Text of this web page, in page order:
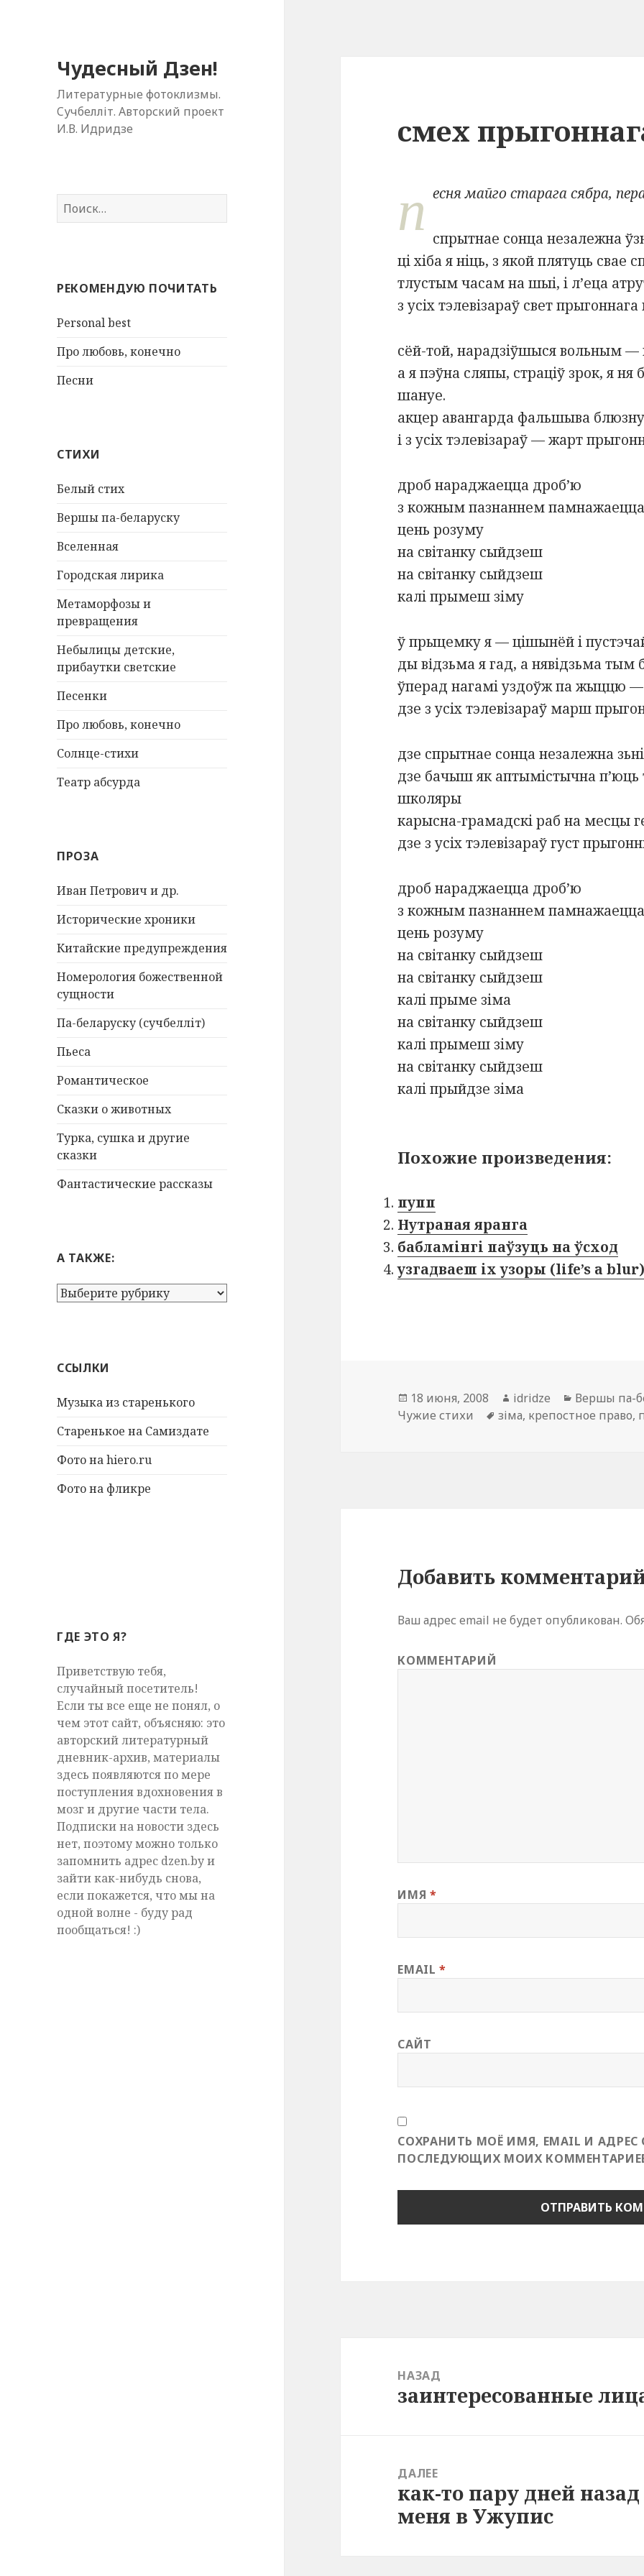
Чудесный Дзен!
Литературные фотоклизмы.
Cучбелліт. Авторский проект
И.В. Идридзе
Н
а
:РЕКОМЕНДУЮ ПОЧИТАТЬ
Personal best
Про любовь, конечно
Песни
СТИХИ
Белый стих
Вершы па-беларуску
Вселенная
Городская лирика
Метаморфозы и
превращения
Небылицы детские,
прибаутки светские
Песенки
Про любовь, конечно
Солнце-стихи
Театр абсурда
ПРОЗА
Иван Петрович и др.
Исторические хроники
Китайские предупреждения
Номерология божественной
сущности
Па-беларуску (сучбелліт)
Пьеса
Романтическое
Сказки о животных
Турка, сушка и другие
сказки
Фантастические рассказы
А ТАКЖЕ:
А
ж
:
ССЫЛКИ
Музыка из старенького
Старенькое на Самиздате
Фото на hiero.ru
Фото на фликре
ГДЕ ЭТО Я?
Приветствую тебя,
случайный посетитель!
Если ты все еще не понял, о
чем этот сайт, объясняю: это
авторский литературный
дневник-архив, материалы
здесь появляются по мере
поступления вдохновения в
мозг и другие части тела.
Подписки на новости здесь
нет, поэтому можно только
запомнить адрес dzen.by и
зайти как-нибудь снова,
если покажется, что мы на
одной волне - буду рад
пообщаться! :)
смех
п есня майго старага сябра,
спрытнае сонца незалежна
ці хіба я ніць, з якой плятуць свае
тлустым часам на шыі, і л’еца
з усіх тэлевізараў свет прыгоннага
сёй-той, нарадзіўшыся вольным —
а я пэўна сляпы, страціў зрок, я
шануе.
акцер авангарда фальшыва
i з усіх тэлевізараў — жарт
дроб нараджаецца дроб’ю
з кожным пазнаннем
цень розуму
на світанку сыйдзеш
на світанку сыйдзеш
калі прымеш зіму
ў прыцемку я — цішынёй і
ды вiдзьма я гад, а нявідзьма тым
ўперад нагамі уздоўж па жыццю
дзе з усіх тэлевізараў марш
дзе спрытнае сонца незалежна
дзе бачыш як аптымістычна п’юць
школяры
карысна-грамадскі раб на месцы
дзе з усіх тэлевізараў густ
дроб нараджаецца дроб’ю
з кожным пазнаннем
цень розуму
на світанку сыйдзеш
на світанку сыйдзеш
калі прыме зіма
на світанку сыйдзеш
калі прымеш зіму
на світанку сыйдзеш
калі прыйдзе зіма
Похожие произведения:
пупп
Нутраная яранга
бабламінгі паўзуць на ўсход
узгадваеш іх узоры (life’s a
Опубликовано
18 июня, 2008 Автор
idridze Рубрики
Вершы па-
Чужие стихи
Метки
зіма, крепостное право,
Добавить
Ваш адрес email не будет опубликован.
КОММЕНТАРИЙ
ИМЯ *
EMAIL*
САЙТ
СОХРАНИТЬ МОЁ ИМЯ, EMAIL И АДРЕС
ПОСЛЕДУЮЩИХ МОИХ
записям
НАЗАД
Предыдущая
заинтересованные
ДАЛЕЕ
Следующая
запись:
как-то пару дней
меня в Ужупис